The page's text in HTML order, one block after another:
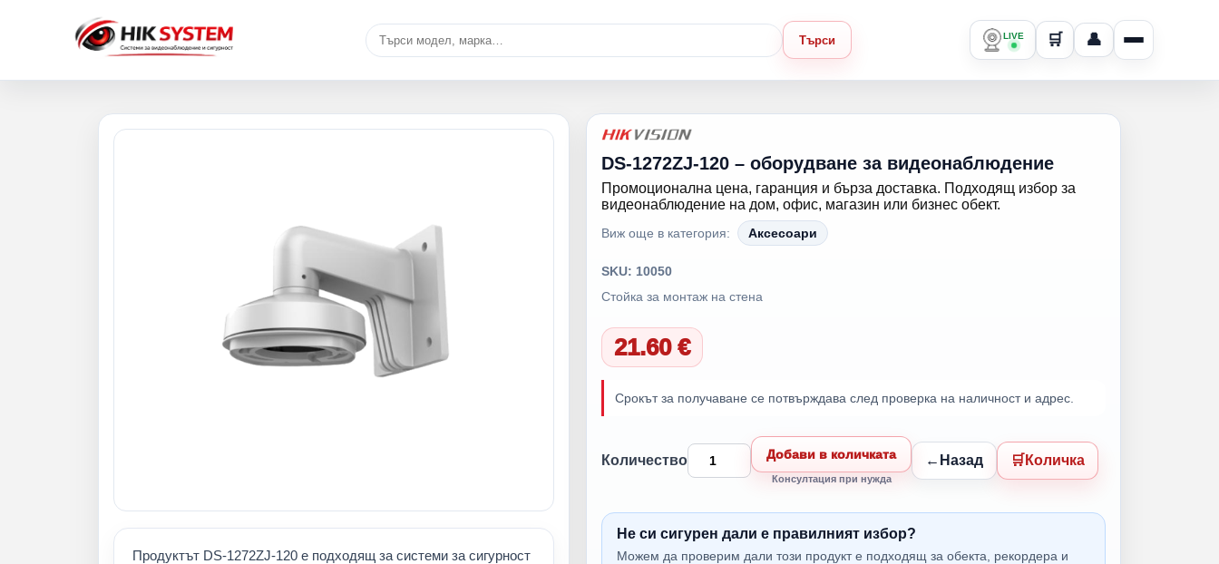
Търси LIVE 🛒 👤
Продуктът DS-1272ZJ-120 е подходящ за системи за сигурност
DS-1272ZJ-120 – оборудване за видеонаблюдение
Промоционална цена, гаранция и бърза доставка. Подходящ избор за
видеонаблюдение на дом, офис, магазин или бизнес обект.
Виж още в категория: Аксесоари
SKU: 10050
Стойка за монтаж на стена
21.60 €
Срокът за получаване се потвърждава след проверка на наличност и адрес.
Количество Добави в количката
Консултация при нужда
Назад Количка
Не си сигурен дали е правилният избор?
Можем да проверим дали този продукт е подходящ за обекта, рекордера и